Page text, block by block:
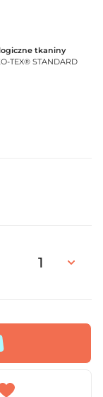
tkaniny
TEX® STANDARD